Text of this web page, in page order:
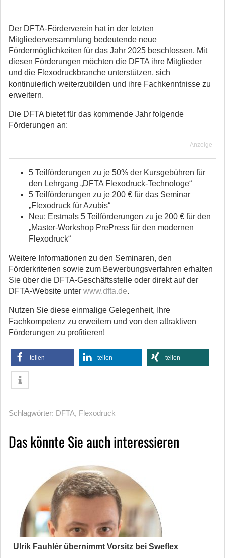
Der DFTA-Förderverein hat in der letzten
Mitgliederversammlung bedeutende neue
Fördermöglichkeiten für das Jahr 2025 beschlossen. Mit
diesen Förderungen möchten die DFTA ihre Mitglieder
und die Flexodruckbranche unterstützen, sich
kontinuierlich weiterzubilden und ihre Fachkenntnisse zu
erweitern.
Die DFTA bietet für das kommende Jahr folgende
Förderungen an:
Anzeige
5 Teilförderungen zu je 50% der Kursgebühren für
den Lehrgang „DFTA Flexodruck-Technologe“
5 Teilförderungen zu je 200 € für das Seminar
„Flexodruck für Azubis“
Neu: Erstmals 5 Teilförderungen zu je 200 € für den
„Master-Workshop PrePress für den modernen
Flexodruck“
Weitere Informationen zu den Seminaren, den
Förderkriterien sowie zum Bewerbungsverfahren erhalten
Sie über die DFTA-Geschäftsstelle oder direkt auf der
DFTA-Website unter www.dfta.de.
Nutzen Sie diese einmalige Gelegenheit, Ihre
Fachkompetenz zu erweitern und von den attraktiven
Förderungen zu profitieren!
teilen teilen teilen
Schlagwörter: DFTA, Flexodruck
Das könnte Sie auch interessieren
Ulrik Fauhlér übernimmt Vorsitz bei Sweflex